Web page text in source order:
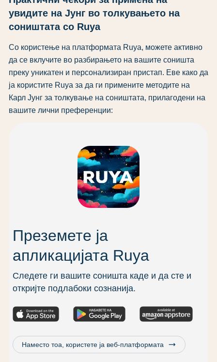
увидите на Јунг во толкувањето на
соништата со Ruya
Со користење на платформата Ruya, можете активно
да се вклучите во разбирањето на вашите соништа
преку уникатен и персонализиран пристап. Еве како да
ја користите Ruya за да ги примените методите на
Карл Јунг за толкување на соништата, прилагодени на
вашите лични преференции:
Преземете ја
апликацијата Ruya
Следете ги вашите соништа каде и да сте и
откријте подлабоки сознанија.
Наместо тоа, користете ја веб-платформата trending_flat